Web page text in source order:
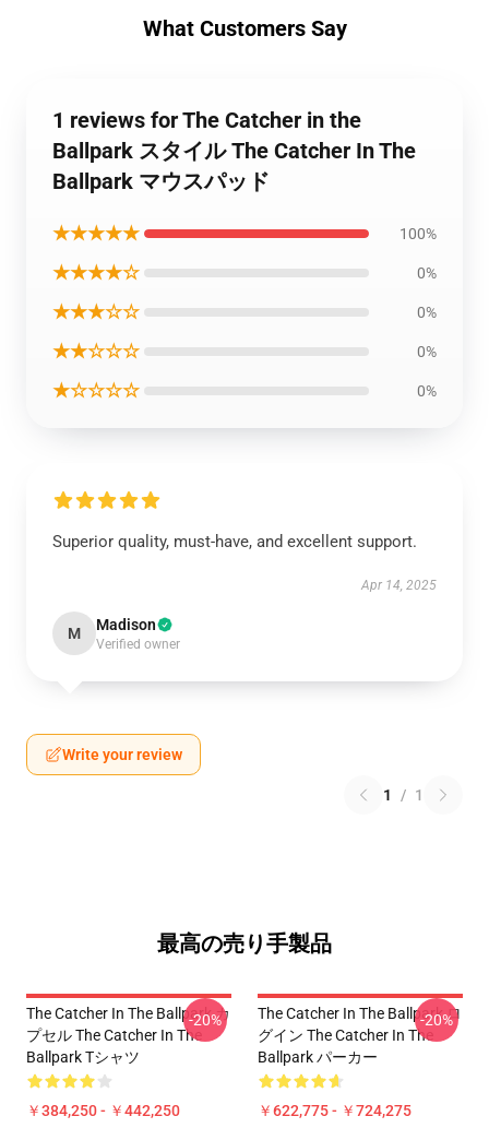
What Customers Say
1 reviews for The Catcher in the
Ballpark スタイル The Catcher In The
Ballpark マウスパッド
★★★★★ 100%
★★★★☆ 0%
★★★☆☆ 0%
★★☆☆☆ 0%
★☆☆☆☆ 0%
Superior quality, must-have, and excellent support.
Apr 14, 2025
M Madison
Verified owner
Write your review
1 / 1
最高の売り手製品
The Catcher In The Ballpark カ
プセル The Catcher In The
Ballpark Tシャツ
￥384,250 - ￥442,250
-20%
The Catcher In The Ballpark ロ
グイン The Catcher In The
Ballpark パーカー
￥622,775 - ￥724,275
-20%